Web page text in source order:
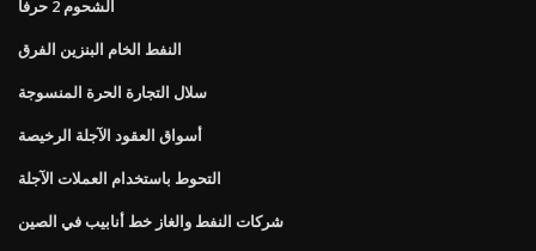
الشحوم 2 حرفا
النفط الخام البنزين الفرق
سلال التجارة الحرة المنسوجة
أسواق العقود الآجلة الرخيصة
التحوط باستخدام العملات الآجلة
شركات النفط والغاز خط أنابيب في الصين